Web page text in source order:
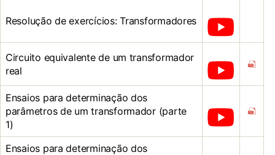
Resolução de exercícios: Transformadores
Circuito equivalente de um transformador
real
Ensaios para determinação dos
parâmetros de um transformador (parte
1)
Ensaios para determinação dos